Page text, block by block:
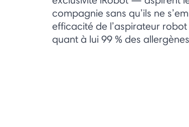
compagnie sans qu’ils ne
efficacité de l’aspirateur
quant à lui 99 % des